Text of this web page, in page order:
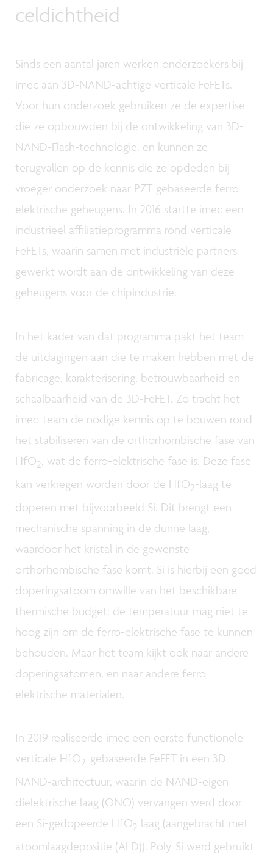
celdichtheid
Sinds een aantal jaren werken onderzoekers bij
imec aan 3D-NAND-achtige verticale FeFETs.
Voor hun onderzoek gebruiken ze de expertise
die ze opbouwden bij de ontwikkeling van 3D-
NAND-Flash-technologie, en kunnen ze
terugvallen op de kennis die ze opdeden bij
vroeger onderzoek naar PZT-gebaseerde ferro-
elektrische geheugens. In 2016 startte imec een
industrieel affiliatieprogramma rond verticale
FeFETs, waarin samen met industriële partners
gewerkt wordt aan de ontwikkeling van deze
geheugens voor de chipindustrie.
In het kader van dat programma pakt het team
de uitdagingen aan die te maken hebben met de
fabricage, karakterisering, betrouwbaarheid en
schaalbaarheid van de 3D-FeFET. Zo tracht het
imec-team de nodige kennis op te bouwen rond
het stabiliseren van de orthorhombische fase van
HfO2, wat de ferro-elektrische fase is. Deze fase
kan verkregen worden door de HfO2-laag te
doperen met bijvoorbeeld Si. Dit brengt een
mechanische spanning in de dunne laag,
waardoor het kristal in de gewenste
orthorhombische fase komt. Si is hierbij een goed
doperingsatoom omwille van het beschikbare
thermische budget: de temperatuur mag niet te
hoog zijn om de ferro-elektrische fase te kunnen
behouden. Maar het team kijkt ook naar andere
doperingsatomen, en naar andere ferro-
elektrische materialen.
In 2019 realiseerde imec een eerste functionele
verticale HfO2-gebaseerde FeFET in een 3D-
NAND-architectuur, waarin de NAND-eigen
diëlektrische laag (ONO) vervangen werd door
een Si-gedopeerde HfO2 laag (aangebracht met
atoomlaagdepositie (ALD)). Poly-Si werd gebruikt